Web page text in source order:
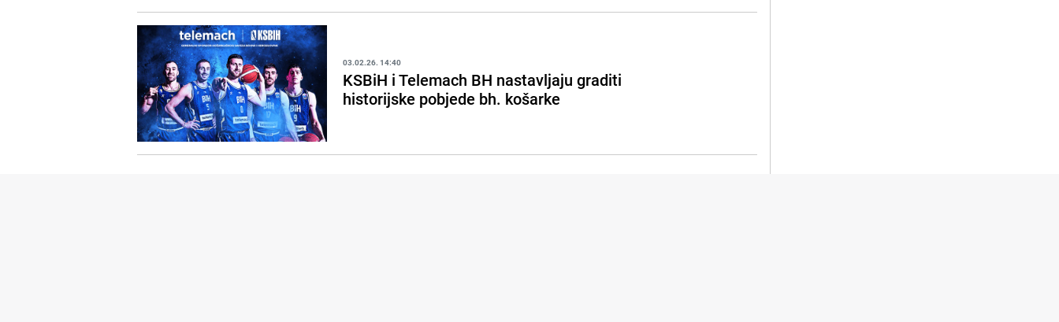
03.02.26. 14:40
KSBiH i Telemach BH nastavljaju graditi
historijske pobjede bh. košarke